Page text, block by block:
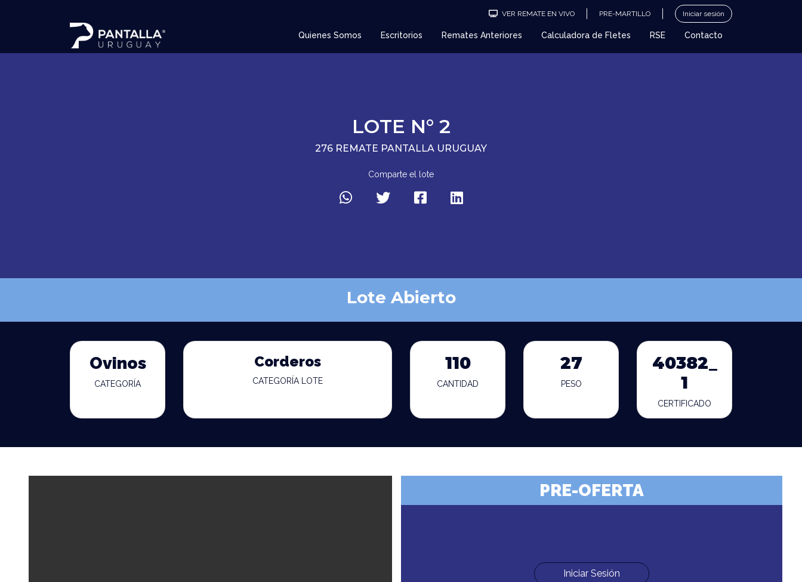
VER REMATE EN VIVO PRE-MARTILLO Iniciar sesión
Quienes Somos Escritorios Remates Anteriores Calculadora de Fletes RSE Contacto
LOTE N° 2
276 REMATE PANTALLA URUGUAY
Comparte el lote
Lote Abierto
Ovinos
CATEGORÍA
Corderos
CATEGORÍA LOTE
110
CANTIDAD
27
PESO
40382_
1
CERTIFICADO
PRE-OFERTA
Iniciar Sesión